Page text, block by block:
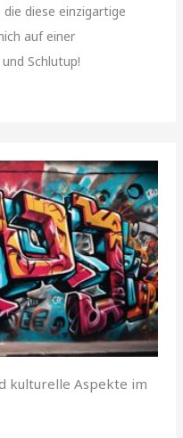
die diese einzigartige
auf einer
Schlutup!
kulturelle Aspekte im